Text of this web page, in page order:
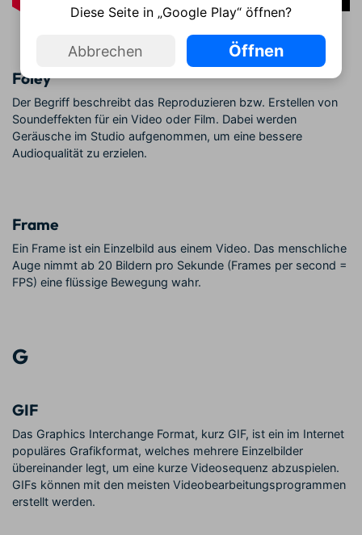
Foley
Der Begriff beschreibt das Reproduzieren bzw. Erstellen von
Soundeffekten für ein Video oder Film. Dabei werden
Geräusche im Studio aufgenommen, um eine bessere
Audioqualität zu erzielen.
Frame
Ein Frame ist ein Einzelbild aus einem Video. Das menschliche
Auge nimmt ab 20 Bildern pro Sekunde (Frames per second =
FPS) eine flüssige Bewegung wahr.
G
GIF
Das Graphics Interchange Format, kurz GIF, ist ein im Internet
populäres Grafikformat, welches mehrere Einzelbilder
übereinander legt, um eine kurze Videosequenz abzuspielen.
GIFs können mit den meisten Videobearbeitungsprogrammen
erstellt werden.
Diese Seite in „Google Play“ öffnen?
Abbrechen Öffnen